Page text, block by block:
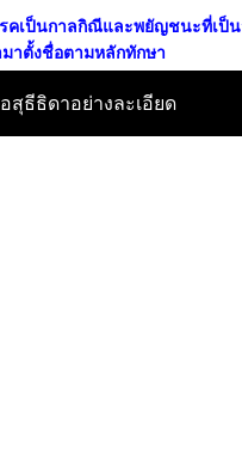
คเป็นกาลกิณีและพยัญชนะที่เป็
าตั้งชื่อตามหลักทักษา
สุธีธิดาอย่างละเอียด